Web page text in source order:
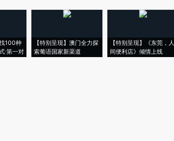
100种
·第一对
【特别呈现】澳门全力探
索葡语国家新渠道
【特别呈现】《东莞，人
间便利店》倾情上线